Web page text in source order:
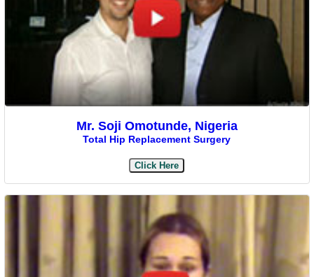
Mr. Soji Omotunde, Nigeria
Total Hip Replacement Surgery
Click Here